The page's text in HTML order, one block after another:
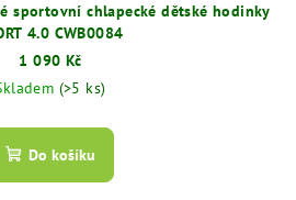
sportovní chlapecké dětské hodinky
SPORT 4.0 CWB0084
1 090 Kč
(>5 ks)
Do košíku